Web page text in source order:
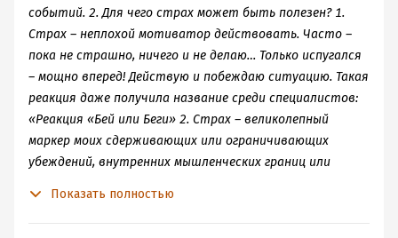
событий. 2. Для чего страх может быть полезен? 1.
Страх – неплохой мотиватор действовать. Часто –
пока не страшно, ничего и не делаю… Только испугался
– мощно вперед! Действую и побеждаю ситуацию. Такая
реакция даже получила название среди специалистов:
«Реакция «Бей или Беги» 2. Страх – великолепный
маркер моих сдерживающих или ограничивающих
убеждений, внутренних мышленческих границ или
Показать полностью